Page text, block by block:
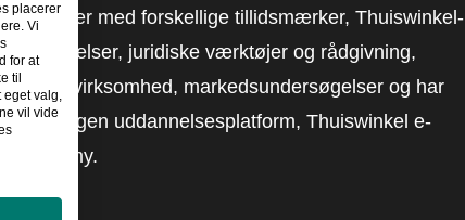
løsninger med forskellige tillidsmærker, Thuiswinkel-
anmeldelser, juridiske værktøjer og rådgivning,
fortalervirksomhed, markedsundersøgelser og har
vores egen uddannelsesplatform, Thuiswinkel e-
Academy.
placerer
Vi
for at
til
eget valg,
vil vide